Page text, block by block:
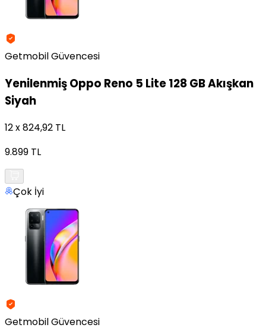
Getmobil Güvencesi
YenilenmişOppo Reno 5 Lite 128 GB Akışkan
Siyah
12 x 824,92 TL
9.899 TL
Çok İyi
Getmobil Güvencesi